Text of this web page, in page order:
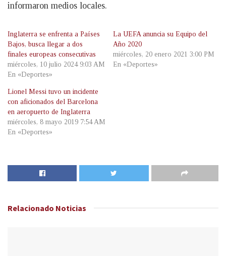
informaron medios locales.
Inglaterra se enfrenta a Países
Bajos, busca llegar a dos
finales europeas consecutivas
miércoles, 10 julio 2024 9:03 AM
En «Deportes»
La UEFA anuncia su Equipo del
Año 2020
miércoles, 20 enero 2021 3:00 PM
En «Deportes»
Lionel Messi tuvo un incidente
con aficionados del Barcelona
en aeropuerto de Inglaterra
miércoles, 8 mayo 2019 7:54 AM
En «Deportes»
Relacionado Noticias